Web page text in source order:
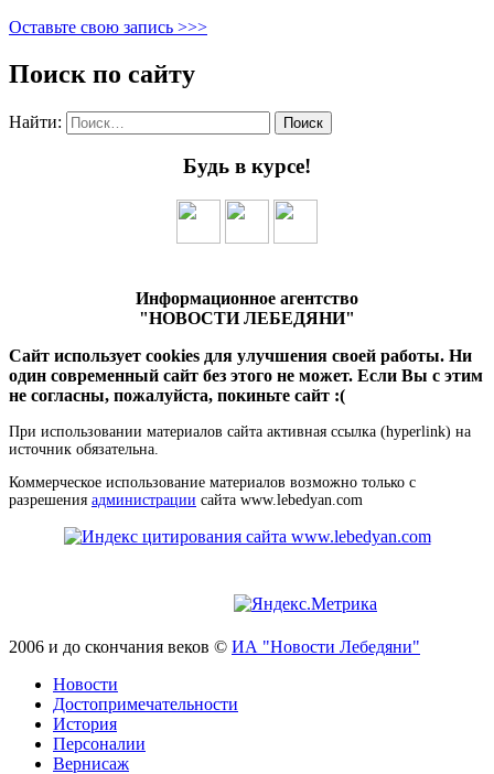
Оставьте свою запись >>>
Поиск по сайту
Найти:
Будь в курсе!
Информационное агентство
"НОВОСТИ ЛЕБЕДЯНИ"
Сайт использует cookies для улучшения своей работы. Ни
один современный сайт без этого не может. Если Вы с этим
не согласны, пожалуйста, покиньте сайт :(
При использовании материалов сайта активная ссылка (hyperlink) на
источник обязательна.
Коммерческое использование материалов возможно только с
разрешения администрации сайта www.lebedyan.com
2006 и до скончания веков © ИА "Новости Лебедяни"
Новости
Достопримечательности
История
Персоналии
Вернисаж